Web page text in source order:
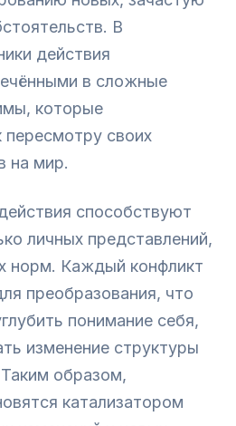
В
действия
в сложные
которые
пересмотру своих
на мир.
способствуют
личных представлений,
норм. Каждый конфликт
преобразования, что
понимание себя,
изменение структуры
образом,
катализатором